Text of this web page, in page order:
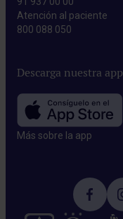
Atención al paciente
800 088 050
Descarga nuestra app
Más sobre la app​